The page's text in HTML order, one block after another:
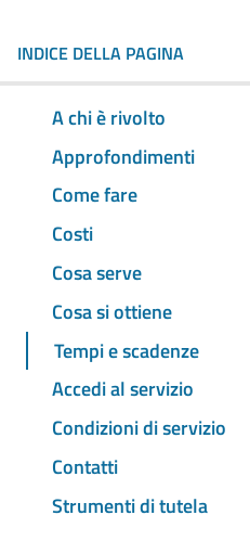
INDICE DELLA PAGINA
A chi è rivolto
Approfondimenti
Come fare
Costi
Cosa serve
Cosa si ottiene
Tempi e scadenze
Accedi al servizio
Condizioni di servizio
Contatti
Strumenti di tutela